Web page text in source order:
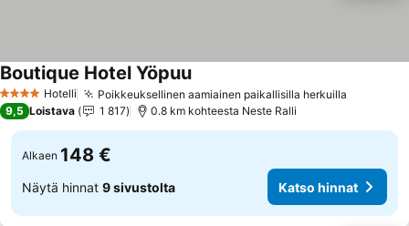
4 Tähtiluokitus
Hotelli Poikkeuksellinen aamiainen paikallisilla herkuilla
Boutique Hotel YöpuuKatso hinnat
9,5 Loistava 1 817 0.8 km kohteesta Neste Ralli
Alkaen 148 €
Näytä hinnat 9 sivustolta Katso hinnat